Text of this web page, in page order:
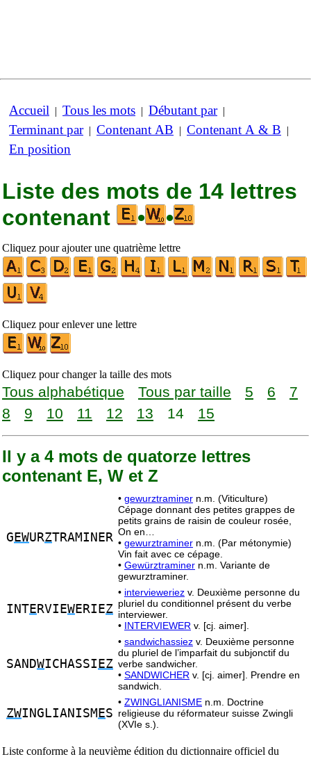
Accueil | Tous les mots | Débutant par|
Terminant par| Contenant AB | Contenant A & B |
En position
Liste des mots de 14 lettres
contenant
• •
Cliquez pour ajouter une quatrième lettre
Cliquez pour enlever une lettre
Cliquez pour changer la taille des mots
Tous alphabétique Tous par taille 5 6
7
8
9 10 11 12 13 14 15
Il y a 4 mots de quatorze lettres
contenant E, W et Z
G EWURZTRAMINER
• gewurztraminer n.m. (Viticulture)
Cépage donnant des petites grappes de
petits grains de raisin de couleur rosée,
On en…
• gewurztraminer n.m. (Par métonymie)
Vin fait avec ce cépage.
• Gewürztraminer n.m. Variante de
gewurztraminer.
INTE RVIEWERIEZ
• intervieweriez v. Deuxième personne du
pluriel du conditionnel présent du verbe
interviewer.
• INTERVIEWER v. [cj. aimer].
SANDWICHASSI EZ
• sandwichassiez v. Deuxième personne
du pluriel de l’imparfait du subjonctif du
verbe sandwicher.
• SANDWICHER v. [cj. aimer]. Prendre en
sandwich.
ZWINGLIANISM ES
• ZWINGLIANISME n.m. Doctrine
religieuse du réformateur suisse Zwingli
(XVIe s.).
Liste conforme à la neuvième édition du dictionnaire officiel du